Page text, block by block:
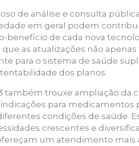
de análise e consulta
em geral podem
benefício de cada nova
as atualizações não
para o sistema de saúde
dos planos.
também trouxe ampliação da
para medicamentos
condições de saúde.
crescentes e
um atendimento mais